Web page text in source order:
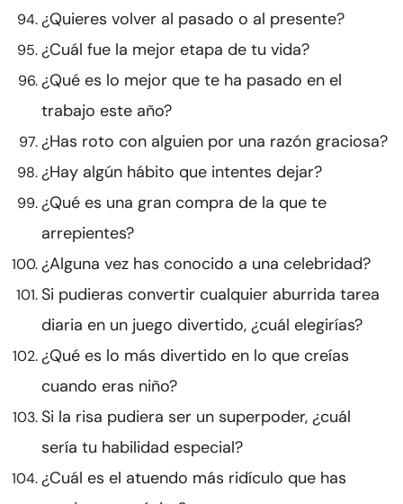
¿Quieres volver al pasado o al presente?
¿Cuál fue la mejor etapa de tu vida?
¿Qué es lo mejor que te ha pasado en el
trabajo este año?
¿Has roto con alguien por una razón graciosa?
¿Hay algún hábito que intentes dejar?
¿Qué es una gran compra de la que te
arrepientes?
¿Alguna vez has conocido a una celebridad?
Si pudieras convertir cualquier aburrida tarea
diaria en un juego divertido, ¿cuál elegirías?
¿Qué es lo más divertido en lo que creías
cuando eras niño?
Si la risa pudiera ser un superpoder, ¿cuál
sería tu habilidad especial?
¿Cuál es el atuendo más ridículo que has